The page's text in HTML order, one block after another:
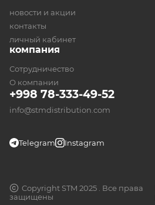
+998 78-333-49-52
info@stmdistribution.com
Telegram Instagram
новости и акции
контакты
личный кабинет
компания
Сотрудничество
О компании
Copyright STM 2025 . Все права
защищены